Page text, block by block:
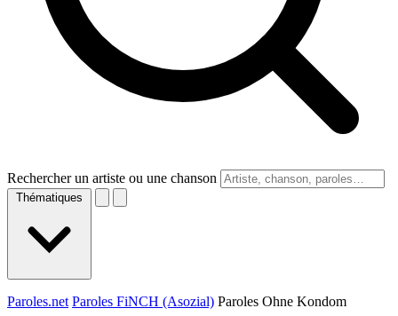
Rechercher un artiste ou une chanson
Thématiques
Paroles.net Paroles FiNCH (Asozial) Paroles Ohne Kondom